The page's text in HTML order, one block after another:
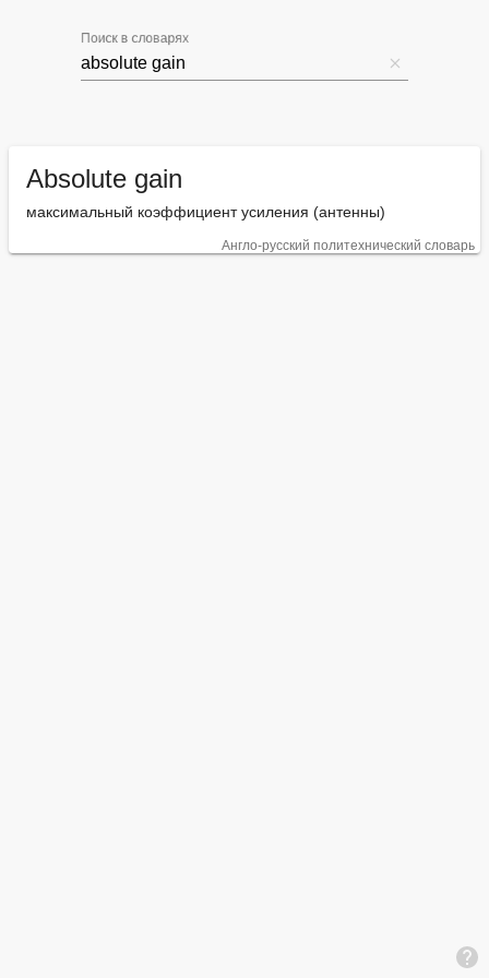
Поиск в словарях
Absolute gain
максимальный коэффициент усиления (антенны)
Англо-русский политехнический словарь